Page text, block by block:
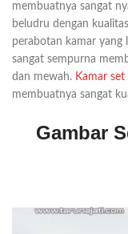
membuatnya sangat
beludru dengan
perabotan kamar yang
sangat sempurna
dan mewah. Kamar set
membuatnya sangat
Gambar